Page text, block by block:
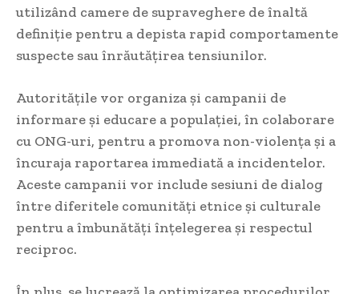
utilizând camere de supraveghere de înaltă
definiție pentru a depista rapid comportamente
suspecte sau înrăutățirea tensiunilor.
Autoritățile vor organiza și campanii de
informare și educare a populației, în colaborare
cu ONG-uri, pentru a promova non-violența și a
încuraja raportarea immediată a incidentelor.
Aceste campanii vor include sesiuni de dialog
între diferitele comunități etnice și culturale
pentru a îmbunătăți înțelegerea și respectul
reciproc.